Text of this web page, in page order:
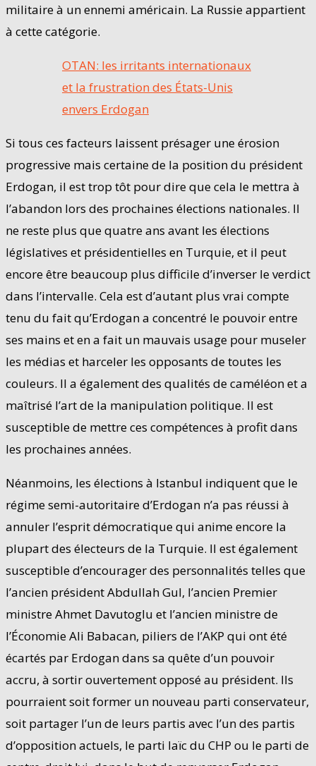
militaire à un ennemi américain. La Russie appartient
à cette catégorie.
OTAN: les irritants internationaux
et la frustration des États-Unis
envers Erdogan
Si tous ces facteurs laissent présager une érosion
progressive mais certaine de la position du président
Erdogan, il est trop tôt pour dire que cela le mettra à
l’abandon lors des prochaines élections nationales. Il
ne reste plus que quatre ans avant les élections
législatives et présidentielles en Turquie, et il peut
encore être beaucoup plus difficile d’inverser le verdict
dans l’intervalle. Cela est d’autant plus vrai compte
tenu du fait qu’Erdogan a concentré le pouvoir entre
ses mains et en a fait un mauvais usage pour museler
les médias et harceler les opposants de toutes les
couleurs. Il a également des qualités de caméléon et a
maîtrisé l’art de la manipulation politique. Il est
susceptible de mettre ces compétences à profit dans
les prochaines années.
Néanmoins, les élections à Istanbul indiquent que le
régime semi-autoritaire d’Erdogan n’a pas réussi à
annuler l’esprit démocratique qui anime encore la
plupart des électeurs de la Turquie. Il est également
susceptible d’encourager des personnalités telles que
l’ancien président Abdullah Gul, l’ancien Premier
ministre Ahmet Davutoglu et l’ancien ministre de
l’Économie Ali Babacan, piliers de l’AKP qui ont été
écartés par Erdogan dans sa quête d’un pouvoir
accru, à sortir ouvertement opposé au président. Ils
pourraient soit former un nouveau parti conservateur,
soit partager l’un de leurs partis avec l’un des partis
d’opposition actuels, le parti laïc du CHP ou le parti de